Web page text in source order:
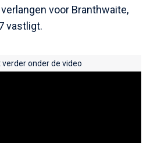
voor Branthwaite,
vastligt.
onder de video